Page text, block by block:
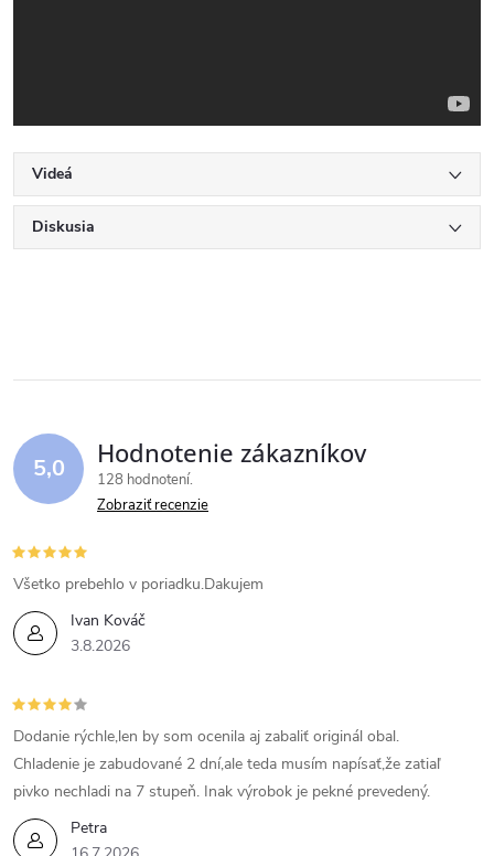
Videá
Diskusia
5,0 Hodnotenie zákazníkov
128 hodnotení
Zobraziť recenzie
Ivan Kováč
3.8.2026
Všetko prebehlo v poriadku.Dakujem
Petra
Dodanie rýchle,len by som ocenila aj zabaliť originál obal.
Chladenie je zabudované 2 dní,ale teda musím napísať,že zatiaľ
pivko nechladi na 7 stupeň. Inak výrobok je pekné prevedený.